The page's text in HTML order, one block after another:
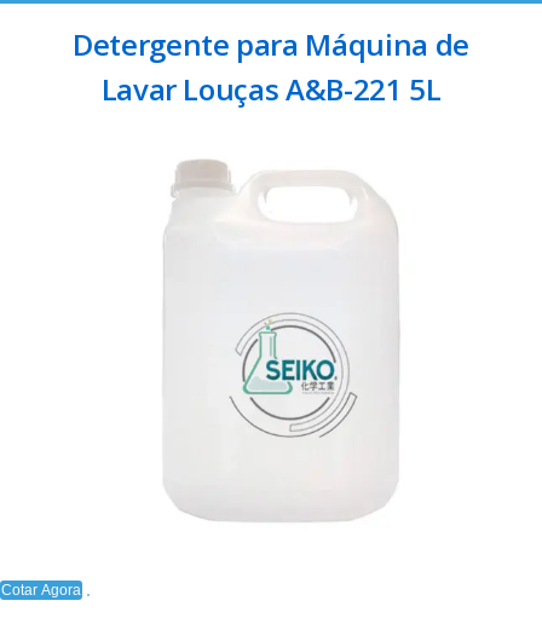
Detergente para Máquina de
Lavar Louças A&B-221 5L
Cotar Agora